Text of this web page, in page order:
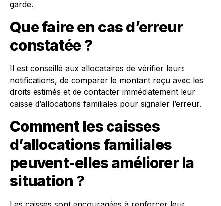
garde.
Que faire en cas d’erreur
constatée ?
Il est conseillé aux allocataires de vérifier leurs
notifications, de comparer le montant reçu avec les
droits estimés et de contacter immédiatement leur
caisse d’allocations familiales pour signaler l’erreur.
Comment les caisses
d’allocations familiales
peuvent-elles améliorer la
situation ?
Les caisses sont encouragées à renforcer leur